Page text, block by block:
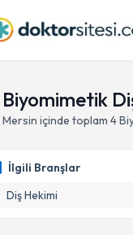
Biyomimetik
Mersin içinde toplam 4
İlgili Branşlar
Diş Hekimi